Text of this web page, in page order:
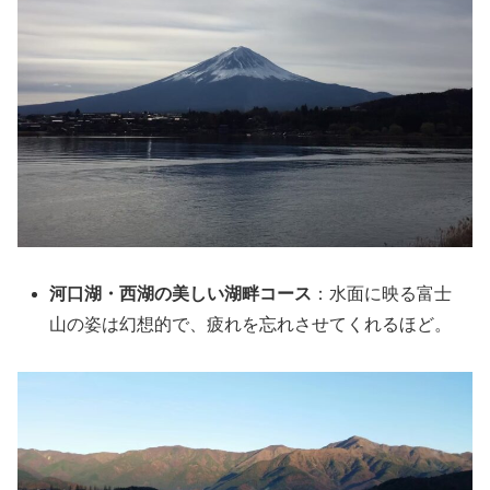
河口湖・西湖の美しい湖畔コース ：水面に映る富士
山の姿は幻想的で、疲れを忘れさせてくれるほど。